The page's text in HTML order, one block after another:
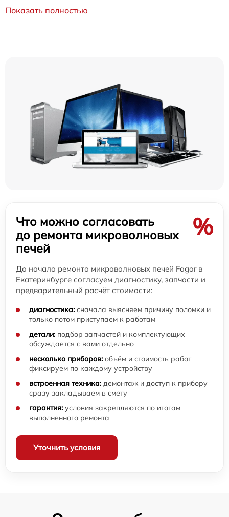
Показать полностью
Что можно согласовать
до ремонта микроволновых
печей
%
До начала ремонта микроволновых печей Fagor в
Екатеринбурге согласуем диагностику, запчасти и
предварительный расчёт стоимости:
диагностика: сначала выясняем причину поломки и
только потом приступаем к работам
детали: подбор запчастей и комплектующих
обсуждается с вами отдельно
несколько приборов: объём и стоимость работ
фиксируем по каждому устройству
встроенная техника: демонтаж и доступ к прибору
сразу закладываем в смету
гарантия: условия закрепляются по итогам
выполненного ремонта
Уточнить условия